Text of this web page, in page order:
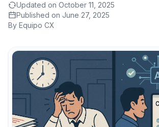
Updated on October 11, 2025
Published on June 27, 2025
By Equipo CX